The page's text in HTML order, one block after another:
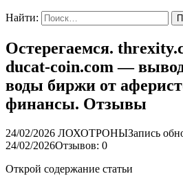
Найти:
Остерегаемся.
ducat-coin.com —
воды биржи от
финансы. Отзывы
24/02/2026 ЛОХОТРОНЫЗапись
24/02/2026Отзывов: 0
Открой содержание статьи